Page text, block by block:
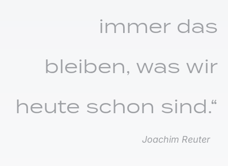
immer das
bleiben, was wir
heute schon sind.“
Joachim Reuter